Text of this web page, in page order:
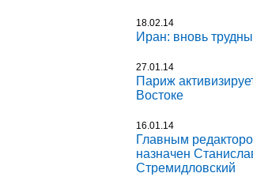
18.02.14
Иран: вновь
27.01.14
Париж
Востоке
16.01.14
Главным
назначен
Стремидловский